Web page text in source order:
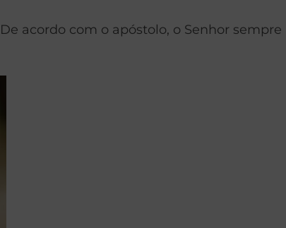
acordo com o apóstolo, o Senhor sempre